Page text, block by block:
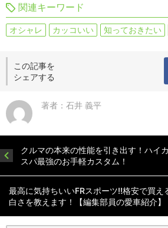
関連キーワード
オシャレ カッコいい 知っておきたい
この記事を
シェアする
著者：石井 義平
クルマの本来の性能を引き出す！ハイ
スパ最強のお手軽カスタム！
最高に気持ちいいFRスポーツ!!格安で買え
白さを教えます！【編集部員の愛車紹介】